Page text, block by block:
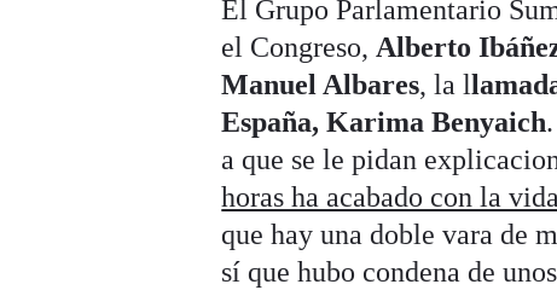
El Grupo Parlamentario
el Congreso, Alberto
Manuel Albares, la l
España, Karima Benyaich
a que se le pidan
horas ha acabado con la
que hay una doble vara de
sí que hubo condena de